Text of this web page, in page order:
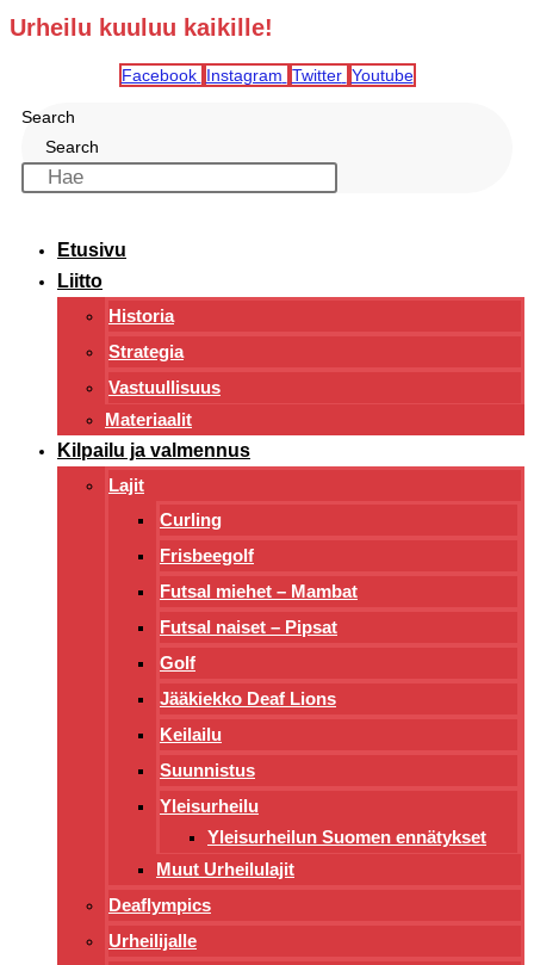
Urheilu kuuluu kaikille!
Facebook Instagram Twitter Youtube
Search
Search
Etusivu
Liitto
Historia
Strategia
Vastuullisuus
Materiaalit
Kilpailu ja valmennus
Lajit
Curling
Frisbeegolf
Futsal miehet – Mambat
Futsal naiset – Pipsat
Golf
Jääkiekko Deaf Lions
Keilailu
Suunnistus
Yleisurheilu
Yleisurheilun Suomen ennätykset
Muut Urheilulajit
Deaflympics
Urheilijalle